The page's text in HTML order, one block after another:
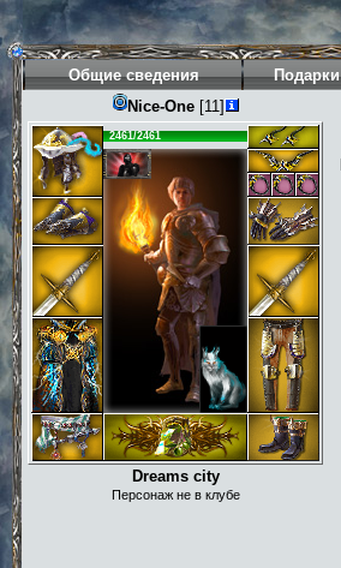
Общие сведения Подарки
Nice-One[11]
2461/2461
Dreams city
Персонаж не в клубе